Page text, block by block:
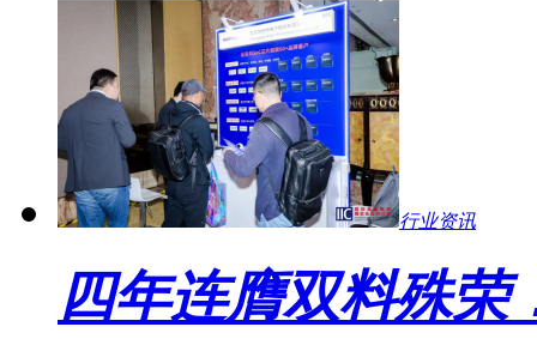
行业资讯
四年连膺双料殊荣